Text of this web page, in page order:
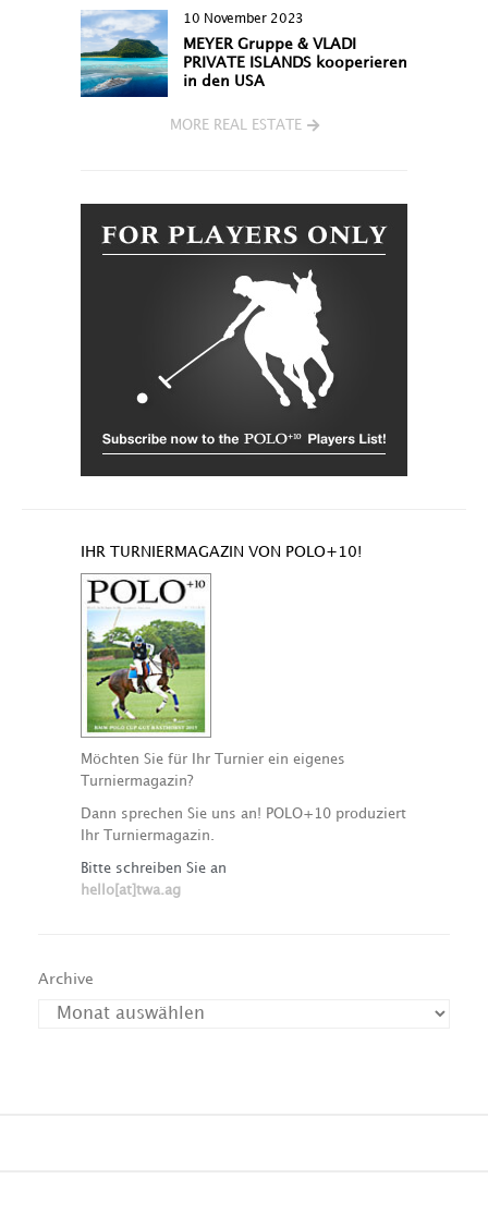
10 November 2023
MEYER Gruppe & VLADI
PRIVATE ISLANDS kooperieren
in den USA
MORE REAL ESTATE
IHR TURNIERMAGAZIN VON POLO+10!
Möchten Sie für Ihr Turnier ein eigenes
Turniermagazin?
Dann sprechen Sie uns an! POLO+10 produziert
Ihr Turniermagazin.
Bitte schreiben Sie an
hello[at]twa.ag
Archive